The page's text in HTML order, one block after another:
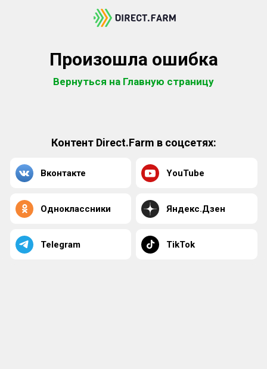
Произошла ошибка
Вернуться на Главную страницу
Контент Direct.Farm в соцсетях:
Вконтакте YouTube
Одноклассники Яндекс.Дзен
Telegram TikTok